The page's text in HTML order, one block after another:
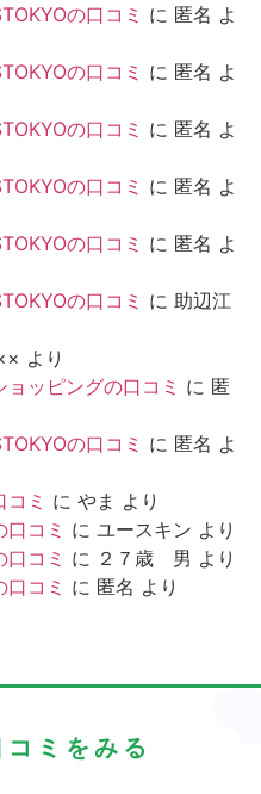
の口コミ に 匿名 よ
の口コミ に 匿名 よ
の口コミ に 匿名 よ
の口コミ に 匿名 よ
の口コミ に 匿名 よ
の口コミ に 助辺江
より
ッピングの口コミ に 匿
の口コミ に 匿名 よ
ミ に やま より
コミ に ユースキン より
コミ に ２７歳 男 より
コミ に 匿名 より
ミをみる